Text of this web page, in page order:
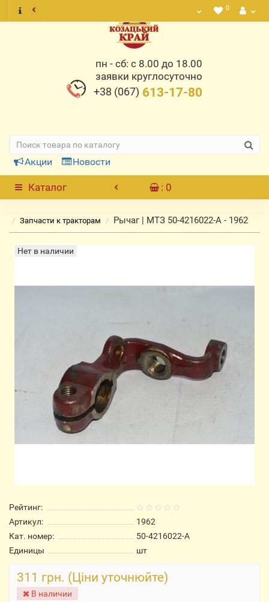
0
пн - сб: с 8.00 до 18.00
заявки круглосуточно
+38 (067) 613-17-80
Акции Новости
Каталог : 0
Запчасти к тракторам Рычаг | МТЗ 50-4216022-А - 1962
Нет в наличии
Рейтинг:
Артикул:
1962
Кат. номер:
50-4216022-А
Единицы
шт
311 грн. (Ціни уточнюйте)
В наличии